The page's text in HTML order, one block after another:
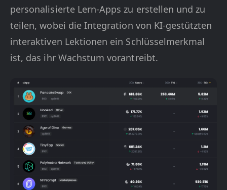
personalisierte Lern-Apps zu erstellen und zu
teilen, wobei die Integration von KI-gestützten
interaktiven Lektionen ein Schlüsselmerkmal
ist, das ihr Wachstum vorantreibt.